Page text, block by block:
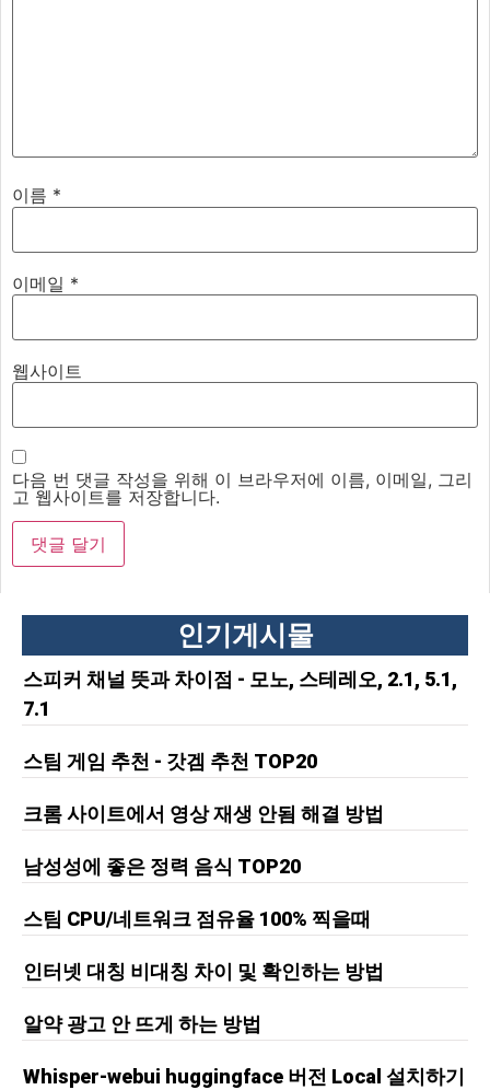
이름 *
이메일 *
웹사이트
다음 번 댓글 작성을 위해 이 브라우저에 이름, 이메일, 그리
고 웹사이트를 저장합니다.
인기게시물
스피커 채널 뜻과 차이점 - 모노, 스테레오, 2.1, 5.1,
7.1
스팀 게임 추천 - 갓겜 추천 TOP20
크롬 사이트에서 영상 재생 안됨 해결 방법
남성성에 좋은 정력 음식 TOP20
스팀 CPU/네트워크 점유율 100% 찍을때
인터넷 대칭 비대칭 차이 및 확인하는 방법
알약 광고 안 뜨게 하는 방법
Whisper-webui huggingface 버전 Local 설치하기